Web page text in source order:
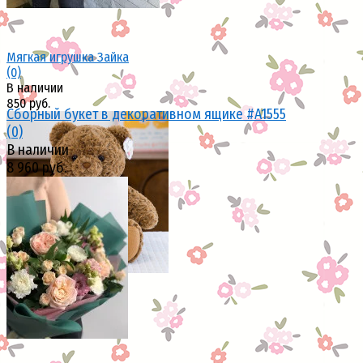
избранное сравнить
Мягкая игрушка Зайка
(0)
В наличии
850 руб.
избранное сравнить
Сборный букет в декоративном ящике #A1555
(0)
В наличии
8 960 руб.